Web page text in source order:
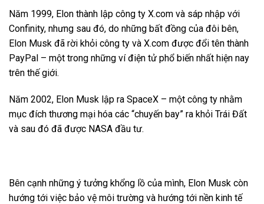
Năm 1999, Elon thành lập công ty X.com và sáp nhập với
Confinity, nhưng sau đó, do những bất đồng của đôi bên,
Elon Musk đã rời khỏi công ty và X.com được đổi tên thành
PayPal – một trong những ví điện tử phổ biến nhất hiện nay
trên thế giới.
Năm 2002, Elon Musk lập ra SpaceX – một công ty nhằm
mục đích thương mại hóa các “chuyến bay” ra khỏi Trái Đất
và sau đó đã được NASA đầu tư.
Bên cạnh những ý tưởng khổng lồ của mình, Elon Musk còn
hướng tới việc bảo vệ môi trường và hướng tới nền kinh tế